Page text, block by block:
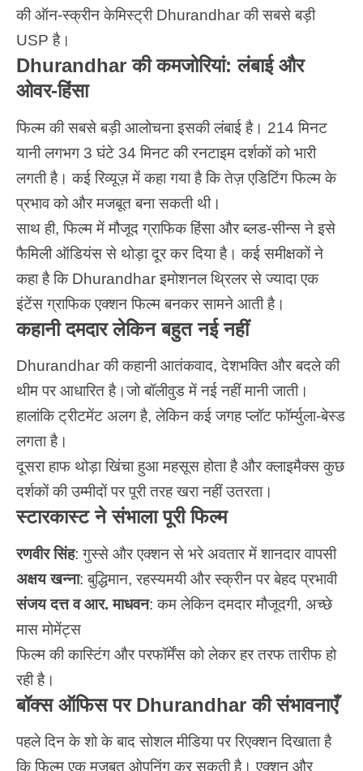
की ऑन-स्क्रीन केमिस्ट्री Dhurandhar की सबसे बड़ी
USP है।
Dhurandhar की कमजोरियां: लंबाई और
ओवर-हिंसा
फिल्म की सबसे बड़ी आलोचना इसकी लंबाई है। 214 मिनट
यानी लगभग 3 घंटे 34 मिनट की रनटाइम दर्शकों को भारी
लगती है। कई रिव्यूज़ में कहा गया है कि तेज़ एडिटिंग फिल्म के
प्रभाव को और मजबूत बना सकती थी।
साथ ही, फिल्म में मौजूद ग्राफिक हिंसा और ब्लड-सीन्स ने इसे
फैमिली ऑडियंस से थोड़ा दूर कर दिया है। कई समीक्षकों ने
कहा है कि Dhurandhar इमोशनल थ्रिलर से ज्यादा एक
इंटेंस ग्राफिक एक्शन फिल्म बनकर सामने आती है।
कहानी दमदार लेकिन बहुत नई नहीं
Dhurandhar की कहानी आतंकवाद, देशभक्ति और बदले की
थीम पर आधारित है।जो बॉलीवुड में नई नहीं मानी जाती।
हालांकि ट्रीटमेंट अलग है, लेकिन कई जगह प्लॉट फॉर्म्युला-बेस्ड
लगता है।
दूसरा हाफ थोड़ा खिंचा हुआ महसूस होता है और क्लाइमैक्स कुछ
दर्शकों की उम्मीदों पर पूरी तरह खरा नहीं उतरता।
स्टारकास्ट ने संभाला पूरी फिल्म
रणवीर सिंह: गुस्से और एक्शन से भरे अवतार में शानदार वापसी
अक्षय खन्ना: बुद्धिमान, रहस्यमयी और स्क्रीन पर बेहद प्रभावी
संजय दत्त व आर. माधवन: कम लेकिन दमदार मौजूदगी, अच्छे
मास मोमेंट्स
फिल्म की कास्टिंग और परफॉर्मेंस को लेकर हर तरफ तारीफ हो
रही है।
बॉक्स ऑफिस पर Dhurandhar की संभावनाएँ
पहले दिन के शो के बाद सोशल मीडिया पर रिएक्शन दिखाता है
किफिल्मएक मजबूत ओपनिंग कर सकती है। एक्शन और